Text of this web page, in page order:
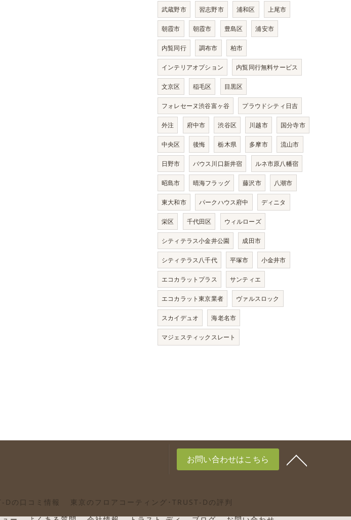
武蔵野市 習志野市 浦和区 上尾市
朝霞市 朝霞市 豊島区 浦安市
内覧同行 調布市 柏市
インテリアオプション 内覧同行無料サービス
文京区 稲毛区 目黒区
フォレセーヌ渋谷富ヶ谷 プラウドシティ日吉
外注 府中市 渋谷区 川越市 国分寺市
中央区 後悔 栃木県 多摩市 流山市
日野市 バウス川口新井宿 ルネ市原八幡宿
昭島市 晴海フラッグ 藤沢市 八潮市
東大和市 パークハウス府中 ディニタ
栄区 千代田区 ウィルローズ
シティテラス小金井公園 成田市
シティテラス八千代 平塚市 小金井市
エコカラットプラス サンティエ
エコカラット東京業者 ヴァルスロック
スカイデュオ 海老名市
マジェスティックスレート
お問い合わせはこちら
Dの口コミ情報
東京のフロアコーティング･TRUST-Dの評判